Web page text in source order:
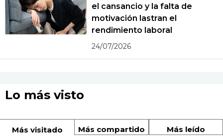
el cansancio y la falta de
motivación lastran el
rendimiento laboral
24/07/2026
Lo más visto
Más visitado Más compartido Más leído